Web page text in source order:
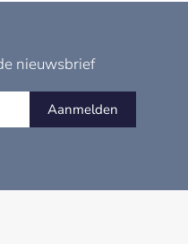
nieuwsbrief
Aanmelden